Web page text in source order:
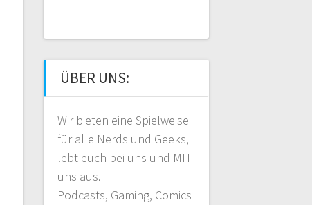
ÜBER UNS:
Wir bieten eine Spielweise
für alle Nerds und Geeks,
lebt euch bei uns und MIT
uns aus.
Podcasts, Gaming, Comics